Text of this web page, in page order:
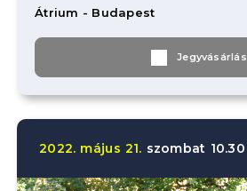
Átrium - Budapest
Jegyvásárlás
2022. május 21. szombat 10.30